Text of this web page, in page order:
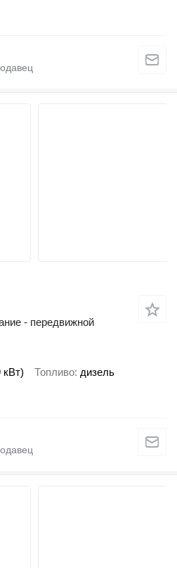
- передвижной
кВт) Топливо дизель